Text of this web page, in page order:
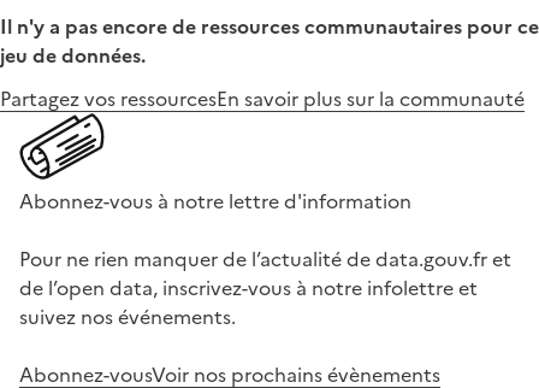
Il n'y a pas encore de ressources communautaires pour ce
jeu de données.
Partagez vos ressourcesEn savoir plus sur la communauté
Abonnez-vous à notre lettre d'information
Pour ne rien manquer de l’actualité de data.gouv.fr et
de l’open data, inscrivez-vous à notre infolettre et
suivez nos événements.
Abonnez-vousVoir nos prochains évènements